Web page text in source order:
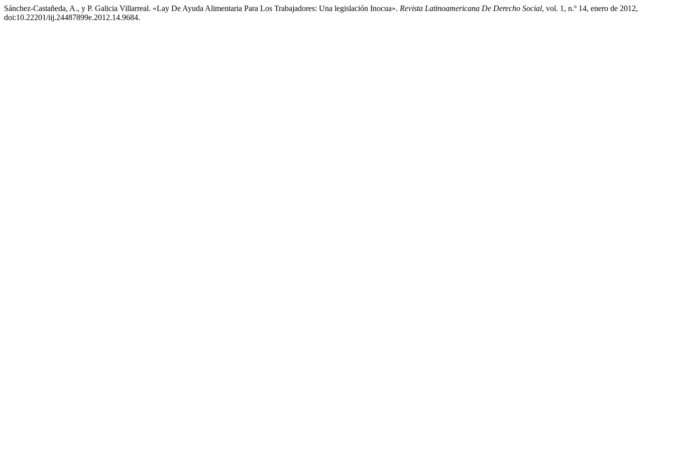
Sánchez-Castañeda, A., y P. Galicia Villarreal. «Lay De Ayuda Alimentaria Para Los Trabajadores: Una legislación Inocua». Revista Latinoamericana De Derecho Social, vol. 1, n.º 14, enero de 2012,
doi:10.22201/iij.24487899e.2012.14.9684.